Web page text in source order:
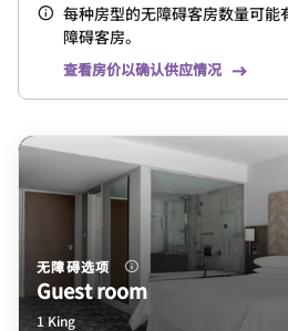
每种房型的无障碍客房数量可能
障碍客房。
查看房价以确认供应情况
无障碍选项
Guest room
1 King